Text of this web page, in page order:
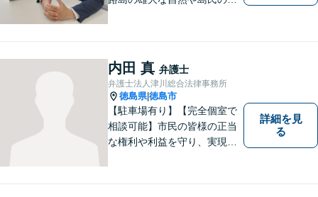
力で励んでおります。事前の
ご相談で土日祝・時間外対応
が可能です。
内田 真 弁護士
弁護士法人津川総合法律事務所
徳島県|徳島市
【駐車場有り】【完全個室で
相談可能】市民の皆様の正当
な権利や利益を守り、実現す
寧に対応してまいります。ご
詳細を見
る